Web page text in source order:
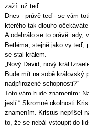
zažít už teď.
Dnes - právě teď - se vám
kterého tak dlouho očekáváte.
A odehrálo se to právě tady,
Betléma, stejně jako vy teď,
se stal králem.
„Nový David, nový král
Bude mít na sobě královský
nadpřirozené schopnosti?“
Toto vám bude znamením:
jeslí.“ Skromné okolnosti
znamením. Kristus nepřišel
to, že se nebál vstoupit do